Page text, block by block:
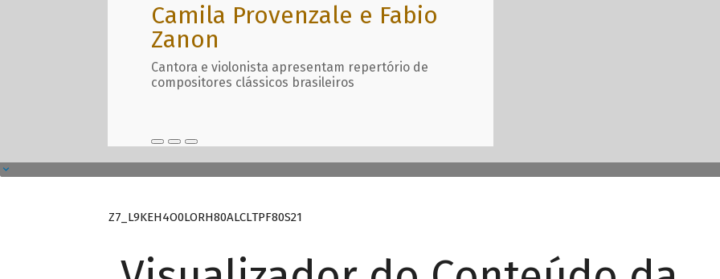
Camila Provenzale e Fabio
Zanon
Cantora e violonista apresentam repertório de
compositores clássicos brasileiros
Z7_L9KEH4O0LORH80ALCLTPF80S21